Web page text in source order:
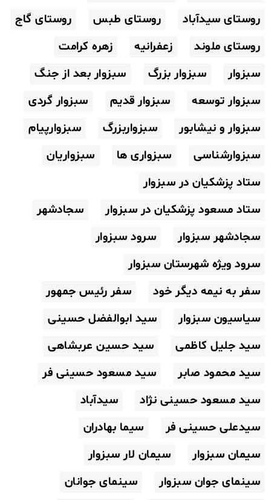
روستای سیدآباد روستای طبس
روستای گاج
روستای ملوند
زعفرانیه
زهره کرامت
سبزوار
سبزوار بزرگ
سبزوار بعد از جنگ
سبزوار توسعه
سبزوار قدیم
سبزوار گردی
سبزوار و نیشابور
سبزواربزرگ
سبزوارپیام
سبزوارشناسی
سبزواری ها
سبزواریان
ستاد پزشکیان در سبزوار
ستاد مسعود پزشکیان در سبزوار
سجادشهر
سجادشهر سبزوار
سرود سبزوار
سرود ویژه شهرستان سبزوار
سفر به نیمه دیگر خود
سفر رئیس جمهور
سیاسیون سبزوار
سید ابوالفضل حسینی
سید جلیل کاظمی
سید حسین عربشاهی
سید محمود صابر
سید مسعود حسینی فر
سید مسعود حسینی نژاد
سیدآباد
سیدعلی حسینی فر
سیما بهادران
سیمان سبزوار
سیمان لار سبزوار
سینمای جوان سبزوار
سینمای جوانان